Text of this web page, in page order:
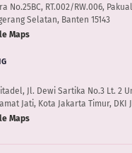
No.25BC, RT.002/RW.006,
Selatan, Banten 15143
Maps
Jl. Dewi Sartika No.3 Lt. 2
Jati, Kota Jakarta Timur, DKI
Maps